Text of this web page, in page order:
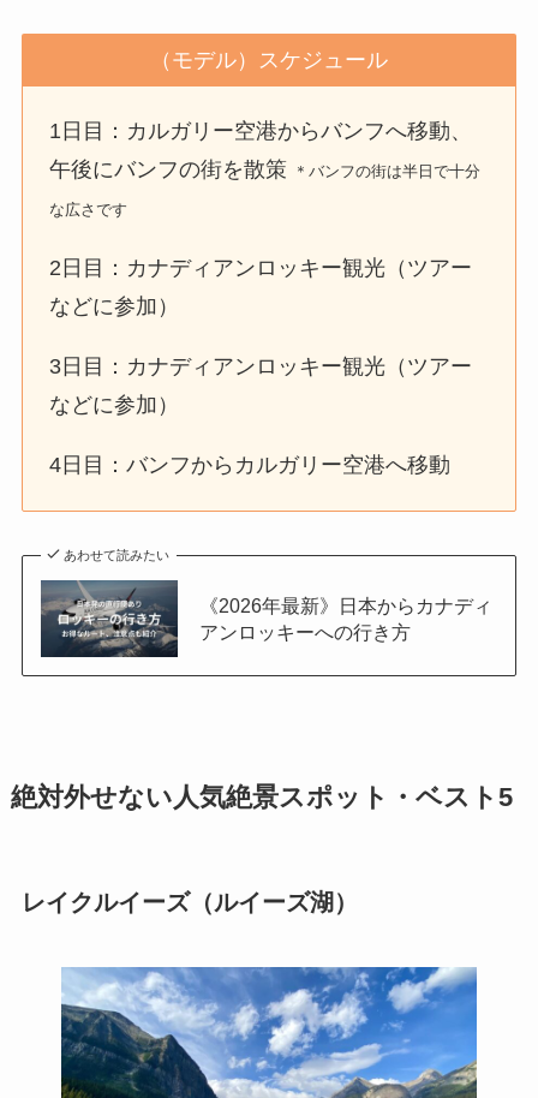
（モデル）スケジュール
1日目：カルガリー空港からバンフへ移動、
午後にバンフの街を散策 ＊バンフの街は半日で十分
な広さです
2日目：カナディアンロッキー観光（ツアー
などに参加）
3日目：カナディアンロッキー観光（ツアー
などに参加）
4日目：バンフからカルガリー空港へ移動
あわせて読みたい
《2026年最新》日本からカナディ
アンロッキーへの行き方
絶対外せない人気絶景スポット・ベスト5
レイクルイーズ（ルイーズ湖）